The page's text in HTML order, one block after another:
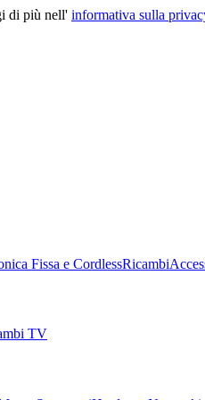
di più nell' informativa sulla
Fissa e CordlessRicambi
TV